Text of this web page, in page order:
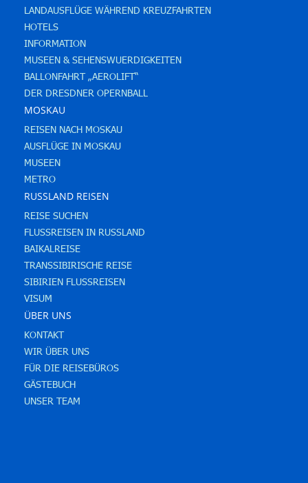
LANDAUSFLÜGE WÄHREND KREUZFAHRTEN
HOTELS
INFORMATION
MUSEEN & SEHENSWUERDIGKEITEN
BALLONFAHRT „AEROLIFT“
DER DRESDNER OPERNBALL
MOSKAU
REISEN NACH MOSKAU
AUSFLÜGE IN MOSKAU
MUSEEN
METRO
RUSSLAND REISEN
REISE SUCHEN
FLUSSREISEN IN RUSSLAND
BAIKALREISE
TRANSSIBIRISCHE REISE
SIBIRIEN FLUSSREISEN
VISUM
ÜBER UNS
KONTAKT
WIR ÜBER UNS
FÜR DIE REISEBÜROS
GÄSTEBUCH
UNSER TEAM